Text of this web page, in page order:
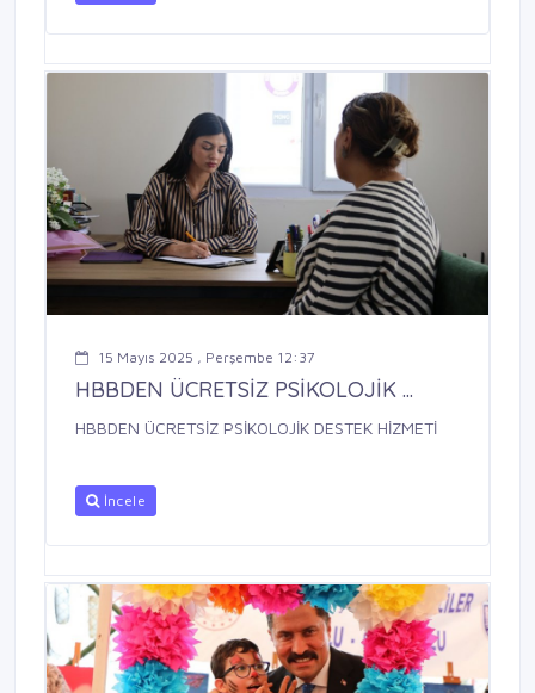
15 Mayıs 2025 , Perşembe 12:37
HBBDEN ÜCRETSİZ PSİKOLOJİK ...
HBBDEN ÜCRETSİZ PSİKOLOJİK DESTEK HİZMETİ
İncele